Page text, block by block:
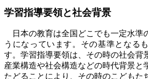
学習指導要領と社会背景
日本の教育は全国どこでも一定水準
うになっています。その基準となる
す。学習指導要領は、その時の社会背
産業構造や社会構造などの時代背景と
たどることにより、その時のこどもた